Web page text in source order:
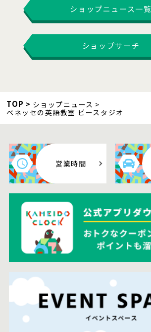
ショップニュース一覧
ショップサーチ
TOP
ショップニュース
ベネッセの英語教室 ビースタジオ
営業時間